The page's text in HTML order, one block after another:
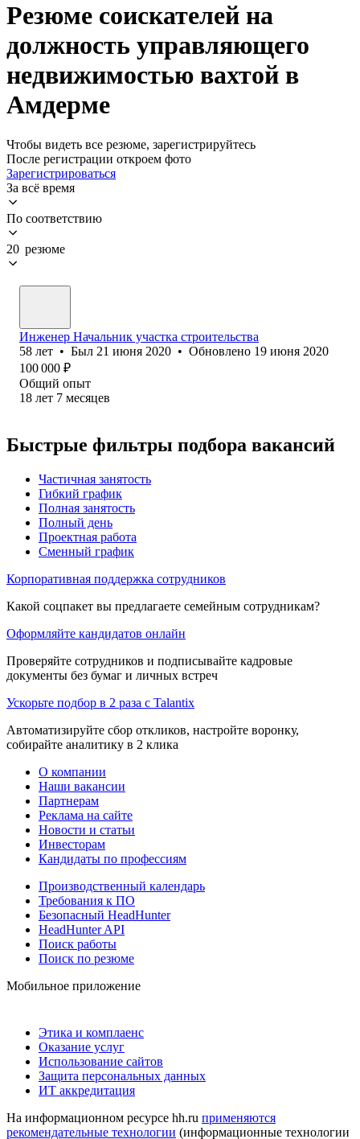
Резюме соискателей на
должность управляющего
недвижимостью вахтой в
Амдерме
Чтобы видеть все резюме, зарегистрируйтесь
После регистрации откроем фото
Зарегистрироваться
За всё время
По соответствию
20 резюме
Инженер Начальник участка строительства
58 лет • Был 21 июня 2020 • Обновлено 19 июня 2020
100 000 ₽
Общий опыт
18 лет 7 месяцев
Быстрые фильтры подбора вакансий
Частичная занятость
Гибкий график
Полная занятость
Полный день
Проектная работа
Сменный график
Корпоративная поддержка сотрудников
Какой соцпакет вы предлагаете семейным сотрудникам?
Оформляйте кандидатов онлайн
Проверяйте сотрудников и подписывайте кадровые
документы без бумаг и личных встреч
Ускорьте подбор в 2 раза с Talantix
Автоматизируйте сбор откликов, настройте воронку,
собирайте аналитику в 2 клика
О компании
Наши вакансии
Партнерам
Реклама на сайте
Новости и статьи
Инвесторам
Кандидаты по профессиям
Производственный календарь
Требования к ПО
Безопасный HeadHunter
HeadHunter API
Поиск работы
Поиск по резюме
Мобильное приложение
Этика и комплаенс
Оказание услуг
Использование сайтов
Защита персональных данных
ИТ аккредитация
На информационном ресурсе hh.ru применяются
рекомендательные технологии (информационные технологии